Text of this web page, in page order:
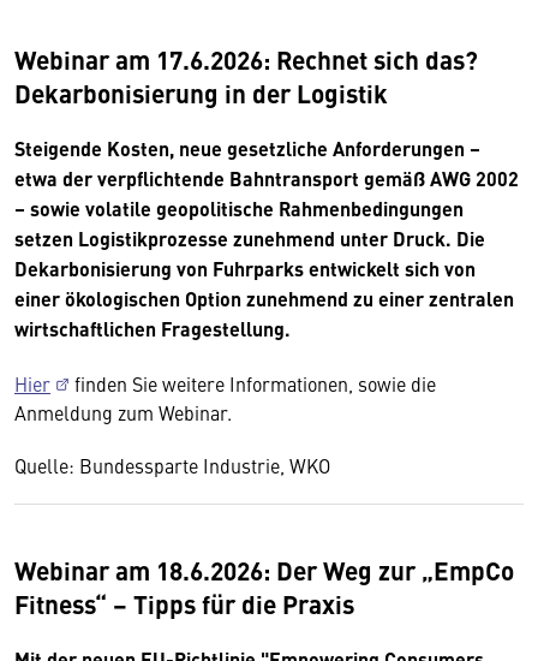
Webinar am 17.6.2026: Rechnet sich das?
Dekarbonisierung in der Logistik
Steigende Kosten, neue gesetzliche Anforderungen –
etwa der verpflichtende Bahntransport gemäß AWG 2002
– sowie volatile geopolitische Rahmenbedingungen
setzen Logistikprozesse zunehmend unter Druck. Die
Dekarbonisierung von Fuhrparks entwickelt sich von
einer ökologischen Option zunehmend zu einer zentralen
wirtschaftlichen Fragestellung.
Hier
finden Sie weitere Informationen, sowie die
Anmeldung zum Webinar.
Quelle: Bundessparte Industrie, WKO
Webinar am 18.6.2026: Der Weg zur „EmpCo
Fitness“ – Tipps für die Praxis